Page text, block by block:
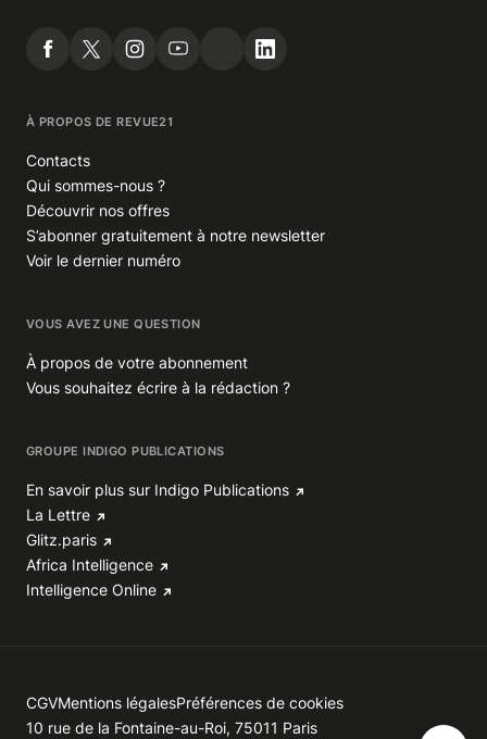
À PROPOS DE REVUE21
Contacts
Qui sommes-nous ?
Découvrir nos offres
S’abonner gratuitement à notre newsletter
Voir le dernier numéro
VOUS AVEZ UNE QUESTION
À propos de votre abonnement
Vous souhaitez écrire à la rédaction ?
GROUPE INDIGO PUBLICATIONS
En savoir plus sur Indigo Publications
La Lettre
Glitz.paris
Africa Intelligence
Intelligence Online
CGVMentions légalesPréférences de cookies
10 rue de la Fontaine-au-Roi, 75011 Paris